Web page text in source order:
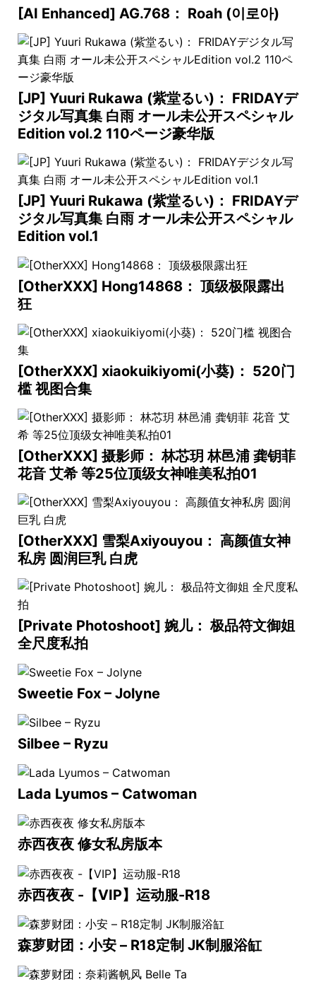
[AI Enhanced] AG.768： Roah (이로아)
[JP] Yuuri Rukawa (紫堂るい)： FRIDAYデ
ジタル写真集 白雨 オール未公开スペシャル
Edition vol.2 110ページ豪华版
[JP] Yuuri Rukawa (紫堂るい)： FRIDAYデ
ジタル写真集 白雨 オール未公开スペシャル
Edition vol.1
[OtherXXX] Hong14868： 顶级极限露出
狂
[OtherXXX] xiaokuikiyomi(小葵)： 520门
槛 视图合集
[OtherXXX] 摄影师： 林芯玥 林邑浦 龚钥菲
花音 艾希 等25位顶级女神唯美私拍01
[OtherXXX] 雪梨Axiyouyou： 高颜值女神
私房 圆润巨乳 白虎
[Private Photoshoot] 婉儿： 极品符文御姐
全尺度私拍
Sweetie Fox – Jolyne
Silbee – Ryzu
Lada Lyumos – Catwoman
赤西夜夜 修女私房版本
赤西夜夜 -【VIP】运动服-R18
森萝财团：小安 – R18定制 JK制服浴缸